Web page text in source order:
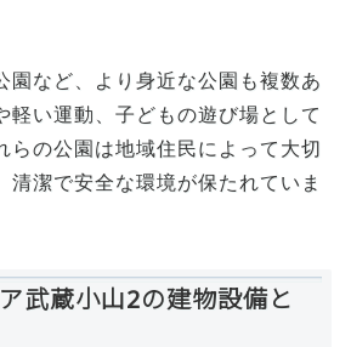
園など、より身近な公園も複数あ
軽い運動、子どもの遊び場として
らの公園は地域住民によって大切
清潔で安全な環境が保たれていま
武蔵小山2の建物設備と